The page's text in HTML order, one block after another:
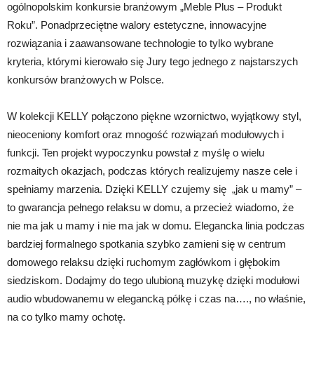
ogólnopolskim konkursie branżowym „Meble Plus – Produkt
Roku”. Ponadprzeciętne walory estetyczne, innowacyjne
rozwiązania i zaawansowane technologie to tylko wybrane
kryteria, którymi kierowało się Jury tego jednego z najstarszych
konkursów branżowych w Polsce.
W kolekcji KELLY połączono piękne wzornictwo, wyjątkowy styl,
nieoceniony komfort oraz mnogość rozwiązań modułowych i
funkcji. Ten projekt wypoczynku powstał z myślę o wielu
rozmaitych okazjach, podczas których realizujemy nasze cele i
spełniamy marzenia. Dzięki KELLY czujemy się „jak u mamy” –
to gwarancja pełnego relaksu w domu, a przecież wiadomo, że
nie ma jak u mamy i nie ma jak w domu. Elegancka linia podczas
bardziej formalnego spotkania szybko zamieni się w centrum
domowego relaksu dzięki ruchomym zagłówkom i głębokim
siedziskom. Dodajmy do tego ulubioną muzykę dzięki modułowi
audio wbudowanemu w elegancką półkę i czas na…., no właśnie,
na co tylko mamy ochotę.